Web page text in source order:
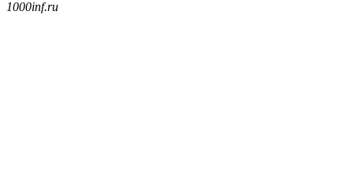
1000inf.ru